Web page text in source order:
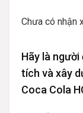
Chưa có nhận
Hãy là người
tích và xây
Coca Cola